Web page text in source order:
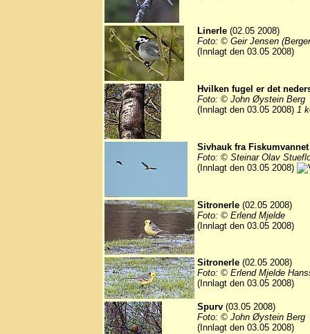
Linerle (02.05 2008)
Foto: © Geir Jensen
(Innlagt den 03.05 2008)
Hvilken fugel er det
Foto: © John Øystein Berg
(Innlagt den 03.05 2008) 1
Sivhauk fra
Foto: © Steinar Olav
(Innlagt den 03.05 2008)
Sitronerle (02.05 2008)
Foto: © Erlend Mjelde
(Innlagt den 03.05 2008)
Sitronerle (02.05 2008)
Foto: © Erlend Mjelde
(Innlagt den 03.05 2008)
Spurv (03.05 2008)
Foto: © John Øystein Berg
(Innlagt den 03.05 2008)